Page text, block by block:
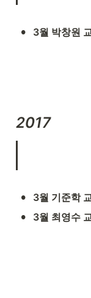
• 3월 박창원
2017
• 3월 기준학
• 3월 최영수